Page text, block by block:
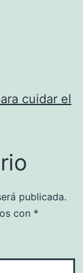
cuidar el
publicada.
con *